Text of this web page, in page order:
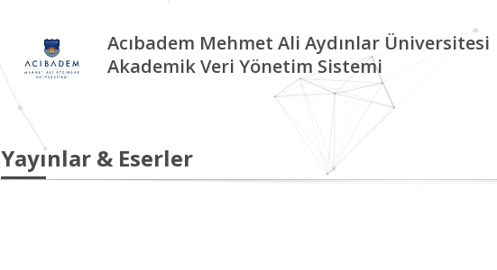
Acıbadem Mehmet Ali Aydınlar Üniversitesi
Akademik Veri Yönetim Sistemi
Yayınlar & Eserler